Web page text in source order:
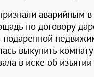
аварийным
по договору
подаренной
выкупить
в иске об